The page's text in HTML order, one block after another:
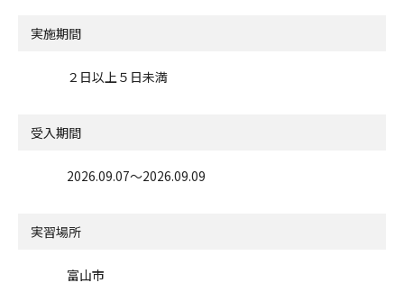
実施期間
２日以上５日未満
受入期間
2026.09.07〜2026.09.09
実習場所
富山市